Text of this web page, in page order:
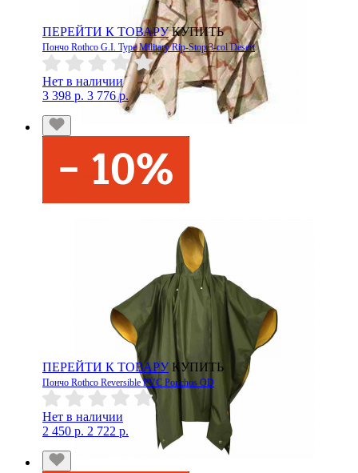
ПЕРЕЙТИ К ТОВАРУ КУПИТЬ
Пончо Rothco G.I. Type Military Rip-Stop 3-col Desert
Нет в наличии
3 398 р. 3 776 р.
ПЕРЕЙТИ К ТОВАРУ КУПИТЬ
Пончо Rothco Reversible PVC Ponchos OD
Нет в наличии
2 450 р. 2 722 р.